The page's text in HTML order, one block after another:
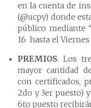
en la cuenta de
(@ucpy) donde
público mediante
16 hasta el
PREMIOS. Los
mayor cantidad
con certificados,
2do y 3er puesto)
6to puesto